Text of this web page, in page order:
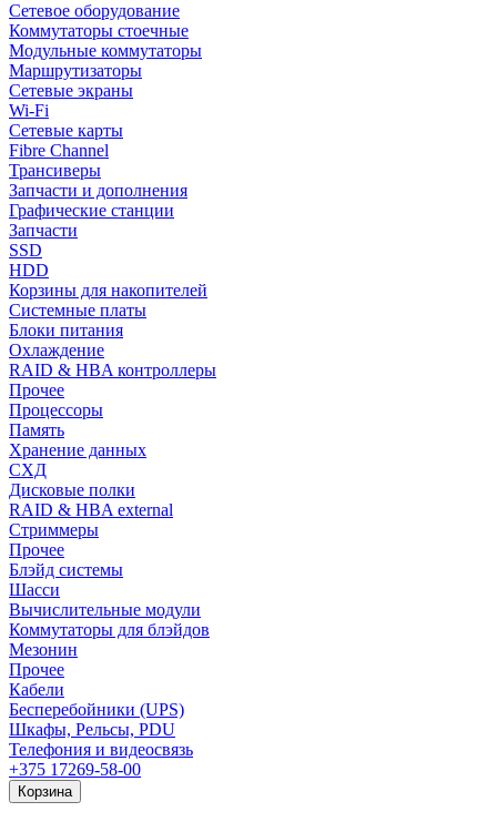
Сетевое оборудование
Коммутаторы стоечные
Модульные коммутаторы
Маршрутизаторы
Сетевые экраны
Wi-Fi
Сетевые карты
Fibre Channel
Трансиверы
Запчасти и дополнения
Графические станции
Запчасти
SSD
HDD
Корзины для накопителей
Системные платы
Блоки питания
Охлаждение
RAID & HBA контроллеры
Прочее
Процессоры
Память
Хранение данных
СХД
Дисковые полки
RAID & HBA external
Стриммеры
Прочее
Блэйд системы
Шасси
Вычислительные модули
Коммутаторы для блэйдов
Мезонин
Прочее
Кабели
Бесперебойники (UPS)
Шкафы, Рельсы, PDU
Телефония и видеосвязь
+375 17269-58-00
Корзина